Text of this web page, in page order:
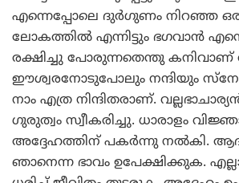
എന്നെപ്പോലെ ദുര്‍ഗുണം നിറഞ്ഞ
ലോകത്തില്‍ എന്നിട്ടും ഭഗവാന്‍
രക്ഷിച്ചു പോരുന്നതെന്തു
ഈശ്വരനോടുപോലും നന്ദിയും
നാം എത്ര നിന്ദിതരാണ്.
ഗുരുത്വം സ്വീകരിച്ചു. ധാരാളം
അദ്ദേഹത്തിന് പകര്‍ന്നു നല്‍കി.
ഞാനെന്ന ഭാവം ഉപേക്ഷിക്കുക.